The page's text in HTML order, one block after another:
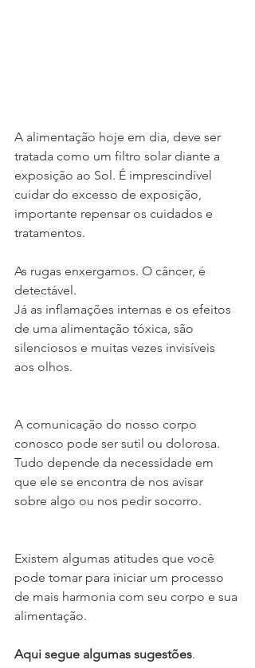
A alimentação hoje em dia, deve ser
tratada como um filtro solar diante a
exposição ao Sol. É imprescindível
cuidar do excesso de exposição,
importante repensar os cuidados e
tratamentos.
As rugas enxergamos. O câncer, é
detectável.
Já as inflamações internas e os efeitos
de uma alimentação tóxica, são
silenciosos e muitas vezes invisíveis
aos olhos.
A comunicação do nosso corpo
conosco pode ser sutil ou dolorosa.
Tudo depende da necessidade em
que ele se encontra de nos avisar
sobre algo ou nos pedir socorro.
Existem algumas atitudes que você
pode tomar para iniciar um processo
de mais harmonia com seu corpo e sua
alimentação.
Aqui segue algumas sugestões.